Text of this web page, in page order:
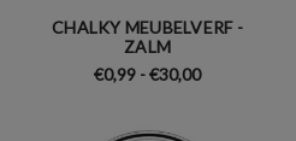
CHALKY MEUBELVERF -
ZALM
€0,99 - €30,00